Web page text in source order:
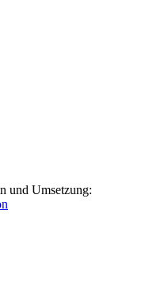
und Umsetzung: